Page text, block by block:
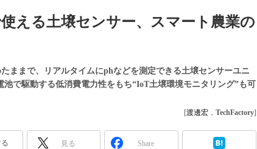
える土壌センサー、スマート農業の
ままで、リアルタイムにphなどを測定できる土壌センサーユニ
池で駆動する低消費電力性をもち“IoT土壌環境モニタリング”も可
[渡邊宏 ， TechFactory]
見る Share